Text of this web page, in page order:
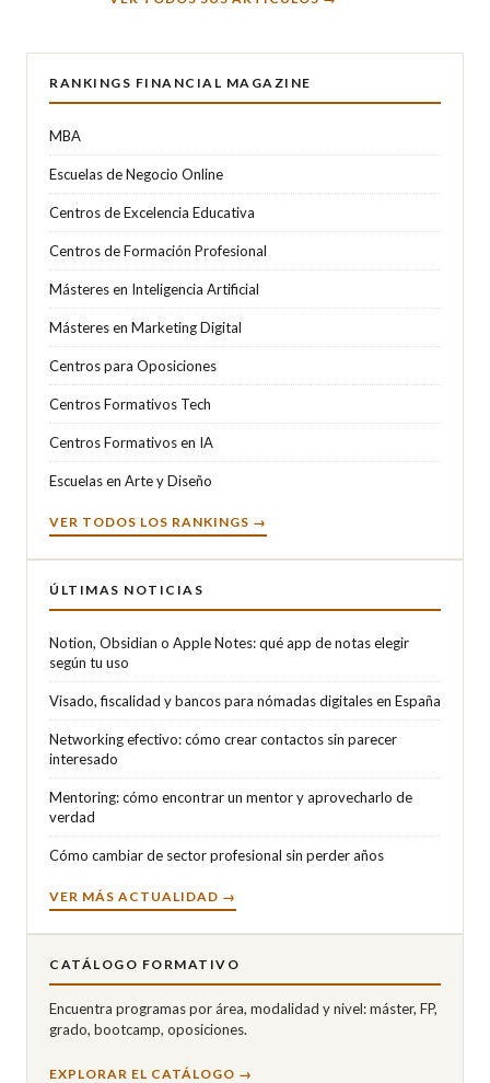
RANKINGS FINANCIAL MAGAZINE
MBA
Escuelas de Negocio Online
Centros de Excelencia Educativa
Centros de Formación Profesional
Másteres en Inteligencia Artificial
Másteres en Marketing Digital
Centros para Oposiciones
Centros Formativos Tech
Centros Formativos en IA
Escuelas en Arte y Diseño
VER TODOS LOS RANKINGS →
ÚLTIMAS NOTICIAS
Notion, Obsidian o Apple Notes: qué app de notas elegir
según tu uso
Visado, fiscalidad y bancos para nómadas digitales en España
Networking efectivo: cómo crear contactos sin parecer
interesado
Mentoring: cómo encontrar un mentor y aprovecharlo de
verdad
Cómo cambiar de sector profesional sin perder años
VER MÁS ACTUALIDAD →
CATÁLOGO FORMATIVO
Encuentra programas por área, modalidad y nivel: máster, FP,
grado, bootcamp, oposiciones.
EXPLORAR EL CATÁLOGO →